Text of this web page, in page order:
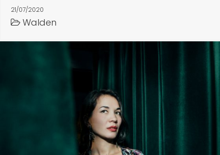
21/07/2020
Walden